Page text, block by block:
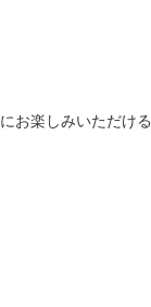
お楽しみいただける